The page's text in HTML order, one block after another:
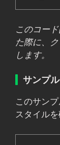
このコー
た際に、
します。
サンプ
このサン
スタイルを